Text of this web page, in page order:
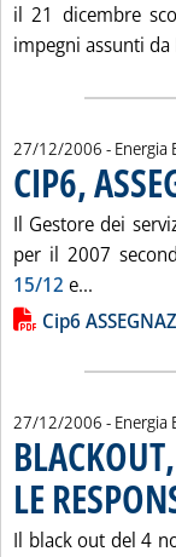
il 21 dicembre
impegni assunti
27/12/2006 - Energia
CIP6,
Il Gestore dei
per il 2007
15/12 e...
Lista allegati
Cip6
27/12/2006 - Energia
LE
Il black out del 4